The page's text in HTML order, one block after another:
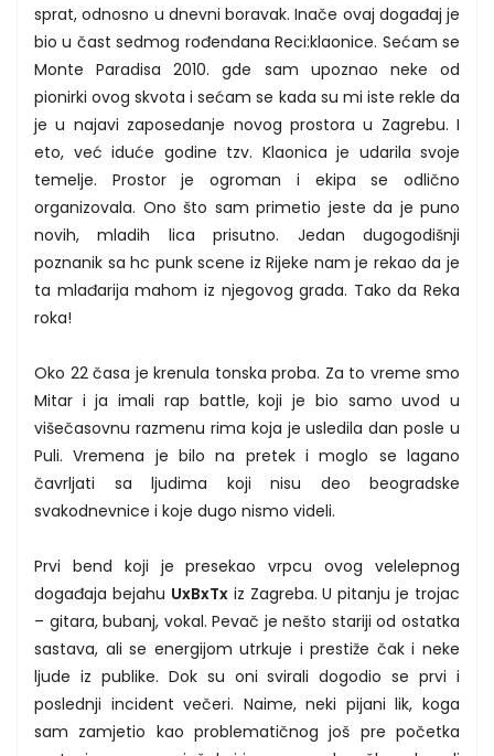
sprat, odnosno u dnevni boravak. Inače ovaj događaj je
bio u čast sedmog rođendana Reci:klaonice. Sećam se
Monte Paradisa 2010. gde sam upoznao neke od
pionirki ovog skvota i sećam se kada su mi iste rekle da
je u najavi zaposedanje novog prostora u Zagrebu. I
eto, već iduće godine tzv. Klaonica je udarila svoje
temelje. Prostor je ogroman i ekipa se odlično
organizovala. Ono što sam primetio jeste da je puno
novih, mladih lica prisutno. Jedan dugogodišnji
poznanik sa hc punk scene iz Rijeke nam je rekao da je
ta mlađarija mahom iz njegovog grada. Tako da Reka
roka!
Oko 22 časa je krenula tonska proba. Za to vreme smo
Mitar i ja imali rap battle, koji je bio samo uvod u
višečasovnu razmenu rima koja je usledila dan posle u
Puli. Vremena je bilo na pretek i moglo se lagano
čavrljati sa ljudima koji nisu deo beogradske
svakodnevnice i koje dugo nismo videli.
Prvi bend koji je presekao vrpcu ovog velelepnog
događaja bejahu UxBxTxiz Zagreba. U pitanju je trojac
– gitara, bubanj, vokal. Pevač je nešto stariji od ostatka
sastava, ali se energijom utrkuje i prestiže čak i neke
ljude iz publike. Dok su oni svirali dogodio se prvi i
poslednji incident večeri. Naime, neki pijani lik, koga
sam zamjetio kao problematičnog još pre početka